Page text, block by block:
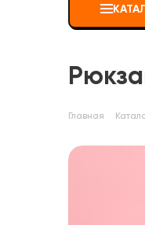
Главная